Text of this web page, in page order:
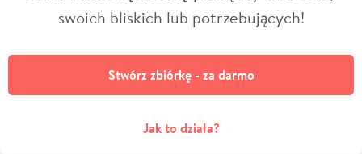
swoich bliskich lub potrzebujących!
Stwórz zbiórkę - za darmo
Jak to działa?